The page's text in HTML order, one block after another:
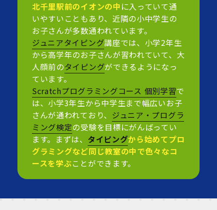
北千里駅前のイオンの中 に入っていて通
いやすいこともあり、近隣の小中学生の
お子さんが多数通われています。
ジュニアタイピング講座では、小学2年生
から高学年のお子さんが習われていて、大
人顔前のタイピングができるようになっ
ています。
Scratchプログラミングコース 個別学習で
は、小学3年生から中学生まで幅広いお子
さんが通われており、 ジュニア・プログラ
ミング検定の受験を目標にがんばってい
ます。まずは、 タイピングから始めてプロ
グラミングなど同じ教室の中で色々なコ
ースを学ぶことができます。